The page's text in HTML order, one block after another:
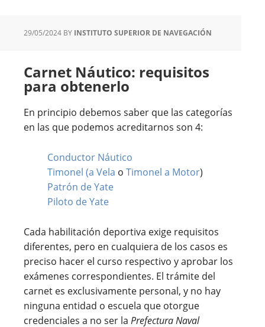
29/05/2024 BY INSTITUTO SUPERIOR DE NAVEGACIÓN
Carnet Náutico: requisitos
para obtenerlo
En principio debemos saber que las categorías
en las que podemos acreditarnos son 4:
Conductor Náutico
Timonel (a Vela o Timonel a Motor)
Patrón de Yate
Piloto de Yate
Cada habilitación deportiva exige requisitos
diferentes, pero en cualquiera de los casos es
preciso hacer el curso respectivo y aprobar los
exámenes correspondientes. El trámite del
carnet es exclusivamente personal, y no hay
ninguna entidad o escuela que otorgue
credenciales a no ser la Prefectura Naval